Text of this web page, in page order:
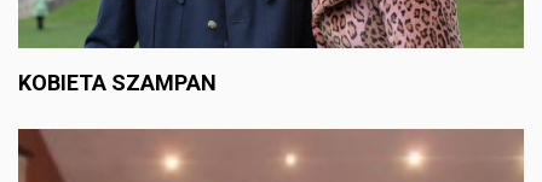
KOBIETA SZAMPAN